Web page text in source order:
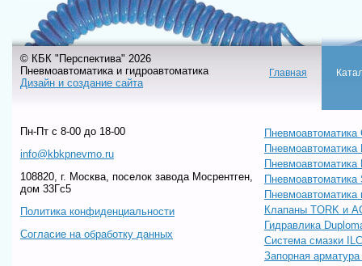
© КБК "Перспектива" 2026
Пневмоавтоматика и гидроавтоматика
Дизайн и создание сайта
Главная
Пн-Пт c 8-00 до 18-00
info@kbkpnevmo.ru
108820, г. Москва, поселок завода Мосрентген,
дом 33Гс5
Политика конфиденциальности
Согласие на обработку данных
Пневмоавтоматика
Пневмоавтоматика
Пневмоавтоматика
Пневмоавтоматика
Клапаны TORK и
Гидравлика
Система смазки ILC
Запорная